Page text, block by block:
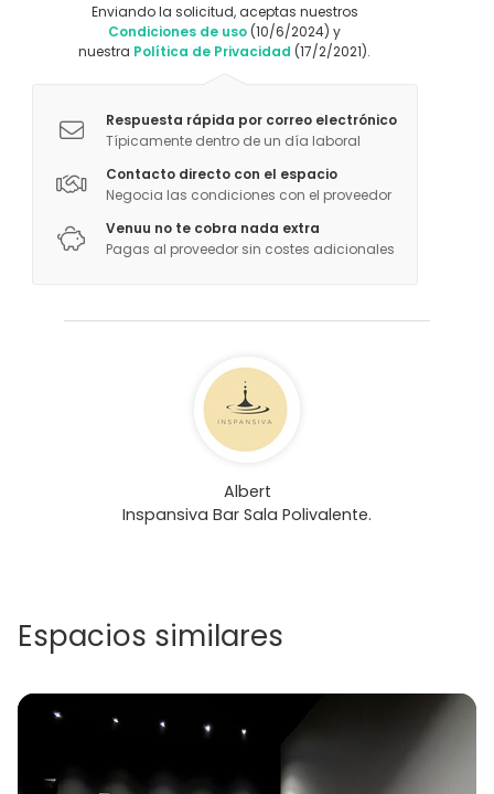
Enviando la solicitud, aceptas nuestros
Condiciones de uso (10/6/2024) y
nuestra Política de Privacidad (17/2/2021).
Respuesta rápida por correo electrónico
Típicamente dentro de un día laboral
Contacto directo con el espacio
Negocia las condiciones con el proveedor
Venuu no te cobra nada extra
Pagas al proveedor sin costes adicionales
Albert
Inspansiva Bar Sala Polivalente.
Espacios similares